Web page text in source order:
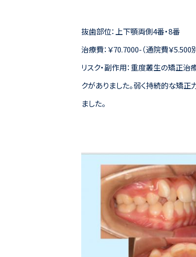
抜歯部位：上下顎両側4番・8番
治療費：￥70.7000-（通院費￥
リスク・副作用：重度叢生の矯正治
クがありました。弱く持続的な矯
ました。